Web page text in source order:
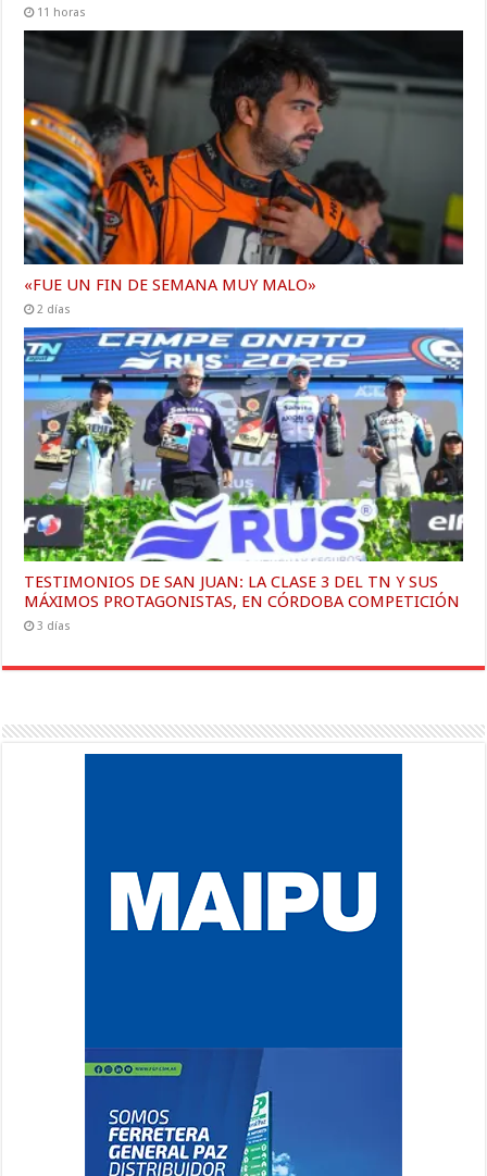
11 horas
«FUE UN FIN DE SEMANA MUY MALO»
2 días
TESTIMONIOS DE SAN JUAN: LA CLASE 3 DEL TN Y SUS
MÁXIMOS PROTAGONISTAS, EN CÓRDOBA COMPETICIÓN
3 días